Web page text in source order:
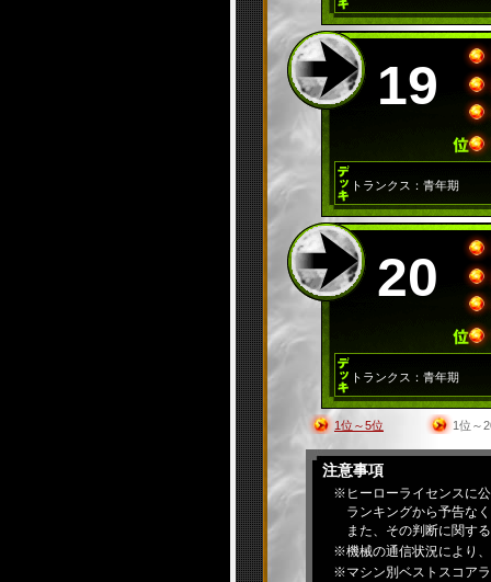
19
トランクス：青年期
20
トランクス：青年期
1位～5位 1位～
注意事項
※ヒーローライセンスに
ランキングから予告な
また、その判断に関す
※機械の通信状況により
※マシン別ベストスコア